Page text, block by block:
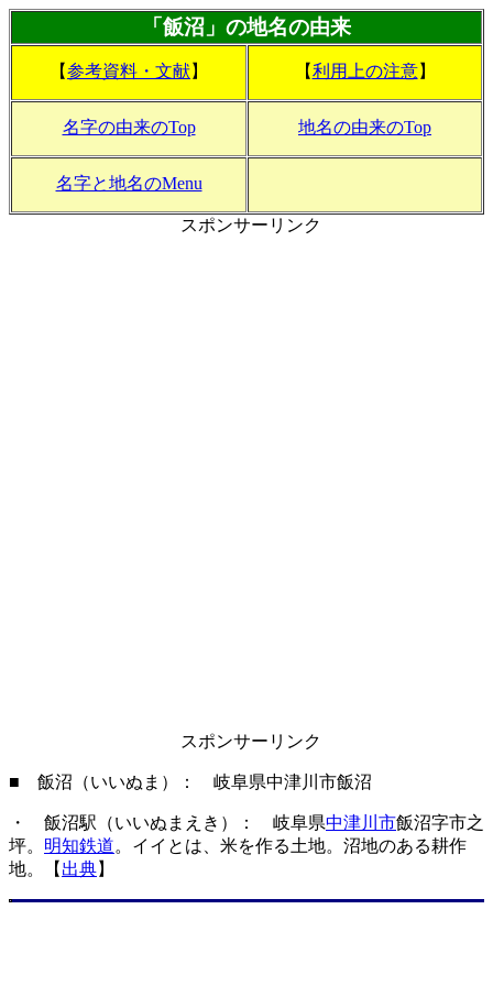
「飯沼」の地名の由来
【参考資料・文献】 【利用上の注意】
名字の由来のTop 地名の由来のTop
名字と地名のMenu
スポンサーリンク
スポンサーリンク
■ 飯沼（いいぬま）： 岐阜県中津川市飯沼
・ 飯沼駅（いいぬまえき）： 岐阜県中津川市飯沼字市之
坪。 明知鉄道。イイとは、米を作る土地。沼地のある耕作
地。【 出典】